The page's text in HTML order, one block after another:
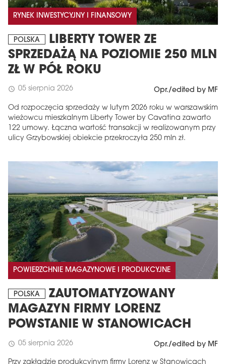
RYNEK INWESTYCYJNY I FINANSOWY
POLSKA
LIBERTY TOWER ZE
SPRZEDAŻĄ NA POZIOMIE 250 MLN
ZŁ W PÓŁ ROKU
schedule 05 sierpnia 2026 Opr./edited by MF
Od rozpoczęcia sprzedaży w lutym 2026 roku w warszawskim
wieżowcu mieszkalnym Liberty Tower by Cavatina zawarto
122 umowy. Łączna wartość transakcji w realizowanym przy
ulicy Grzybowskiej obiekcie przekroczyła 250 mln zł.
POWIERZCHNIE MAGAZYNOWE I PRODUKCYJNE
POLSKA
ZAUTOMATYZOWANY
MAGAZYN FIRMY LORENZ
POWSTANIE W STANOWICACH
schedule 05 sierpnia 2026 Opr./edited by MF
Przy zakładzie produkcyjnym firmy Lorenz w Stanowicach